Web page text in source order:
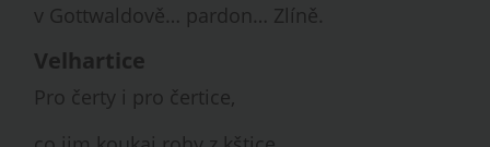
v Gottwaldově… pardon… Zlíně.
Velhartice
Pro čerty i pro čertice,